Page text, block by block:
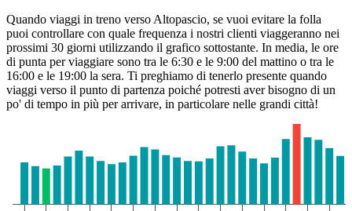
Quando viaggi in treno verso Altopascio, se vuoi evitare la folla
puoi controllare con quale frequenza i nostri clienti viaggeranno nei
prossimi 30 giorni utilizzando il grafico sottostante. In media, le ore
di punta per viaggiare sono tra le 6:30 e le 9:00 del mattino o tra le
16:00 e le 19:00 la sera. Ti preghiamo di tenerlo presente quando
viaggi verso il punto di partenza poiché potresti aver bisogno di un
po' di tempo in più per arrivare, in particolare nelle grandi città!